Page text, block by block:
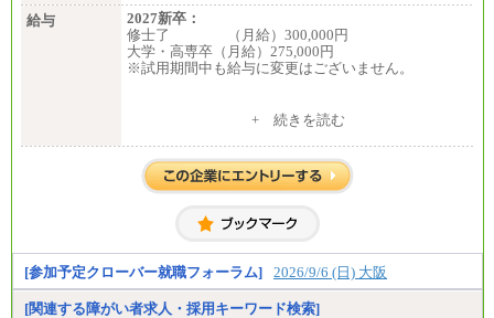
給与
2027新卒：
修士了 （月給）300,000円
大学・高専卒（月給）275,000円
※試用期間中も給与に変更はございません。
大学・高専卒（月給）275,000円
※試用期間中も給与に変更はございません。
+ 続きを読む
[参加予定クローバー就職フォーラム] 2026/9/6 (日) 大阪
[関連する障がい者求人・採用キーワード検索]